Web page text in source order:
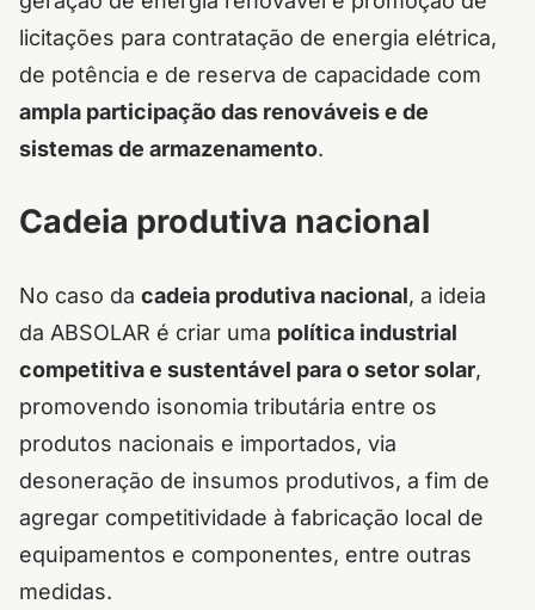
licitações para contratação de energia elétrica,
de potência e de reserva de capacidade com
ampla participação das renováveis e de
sistemas de armazenamento.
Cadeia produtiva nacional
No caso da cadeia produtiva nacional, a ideia
da ABSOLAR é criar uma política industrial
competitiva e sustentável para o setor solar,
promovendo isonomia tributária entre os
produtos nacionais e importados, via
desoneração de insumos produtivos, a fim de
agregar competitividade à fabricação local de
equipamentos e componentes, entre outras
medidas.